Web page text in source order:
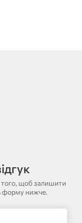
того, щоб залишити
форму нижче.